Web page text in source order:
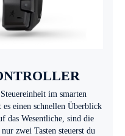
im smarten
einen schnellen Überblick
das Wesentliche, sind die
zwei Tasten steuerst du